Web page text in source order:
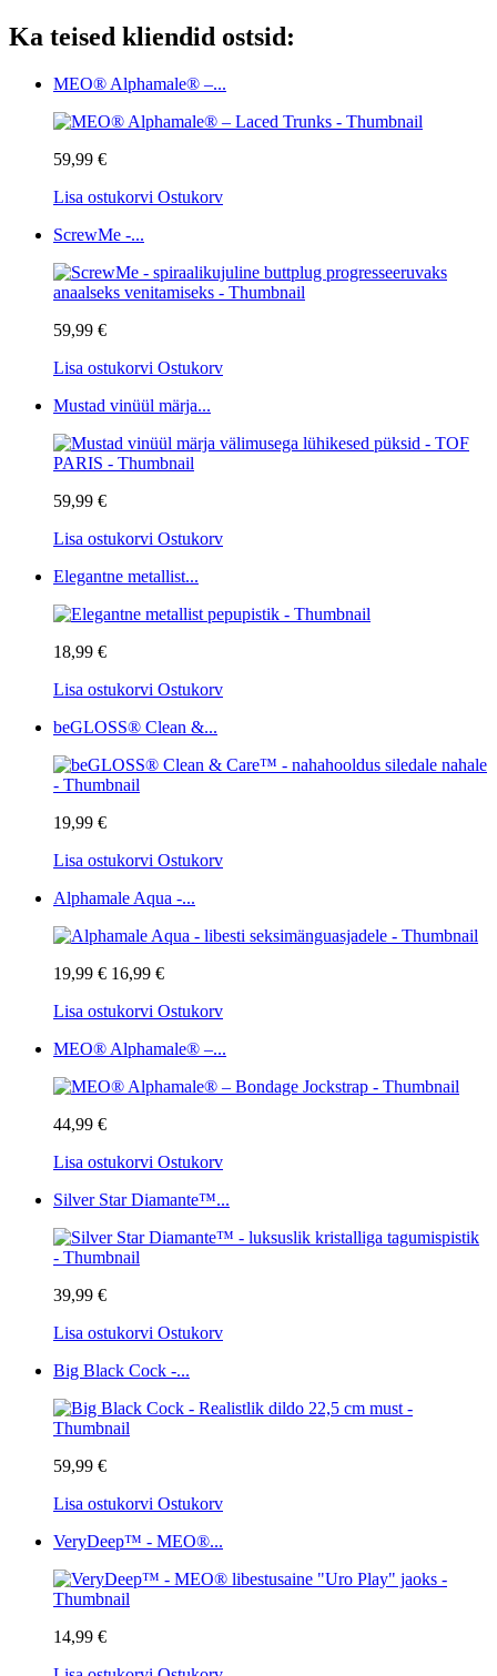
Ka teised kliendid ostsid:
MEO® Alphamale® –...
59,99 €
Lisa ostukorvi Ostukorv
ScrewMe -...
59,99 €
Lisa ostukorvi Ostukorv
Mustad vinüül märja...
59,99 €
Lisa ostukorvi Ostukorv
Elegantne metallist...
18,99 €
Lisa ostukorvi Ostukorv
beGLOSS® Clean &...
19,99 €
Lisa ostukorvi Ostukorv
Alphamale Aqua -...
19,99 € 16,99 €
Lisa ostukorvi Ostukorv
MEO® Alphamale® –...
44,99 €
Lisa ostukorvi Ostukorv
Silver Star Diamante™...
39,99 €
Lisa ostukorvi Ostukorv
Big Black Cock -...
59,99 €
Lisa ostukorvi Ostukorv
VeryDeep™ - MEO®...
14,99 €